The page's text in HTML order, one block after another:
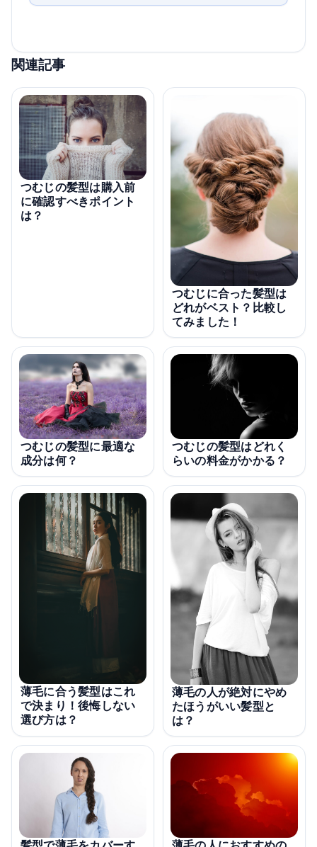
関連記事
つむじの髪型は購入前
に確認すべきポイント
は？
つむじに合った髪型は
どれがベスト？比較し
てみました！
つむじの髪型に最適な
成分は何？
つむじの髪型はどれく
らいの料金がかかる？
薄毛に合う髪型はこれ
で決まり！後悔しない
選び方は？
薄毛の人が絶対にやめ
たほうがいい髪型と
は？